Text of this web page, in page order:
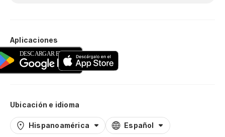
Aplicaciones
Ubicación e idioma
Hispanoamérica Español